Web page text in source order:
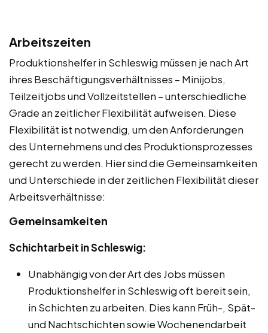
Arbeitszeiten
Produktionshelfer in Schleswig müssen je nach Art
ihres Beschäftigungsverhältnisses – Minijobs,
Teilzeitjobs und Vollzeitstellen – unterschiedliche
Grade an zeitlicher Flexibilität aufweisen. Diese
Flexibilität ist notwendig, um den Anforderungen
des Unternehmens und des Produktionsprozesses
gerecht zu werden. Hier sind die Gemeinsamkeiten
und Unterschiede in der zeitlichen Flexibilität dieser
Arbeitsverhältnisse:
Gemeinsamkeiten
Schichtarbeit in Schleswig:
Unabhängig von der Art des Jobs müssen
Produktionshelfer in Schleswig oft bereit sein,
in Schichten zu arbeiten. Dies kann Früh-, Spät-
und Nachtschichten sowie Wochenendarbeit